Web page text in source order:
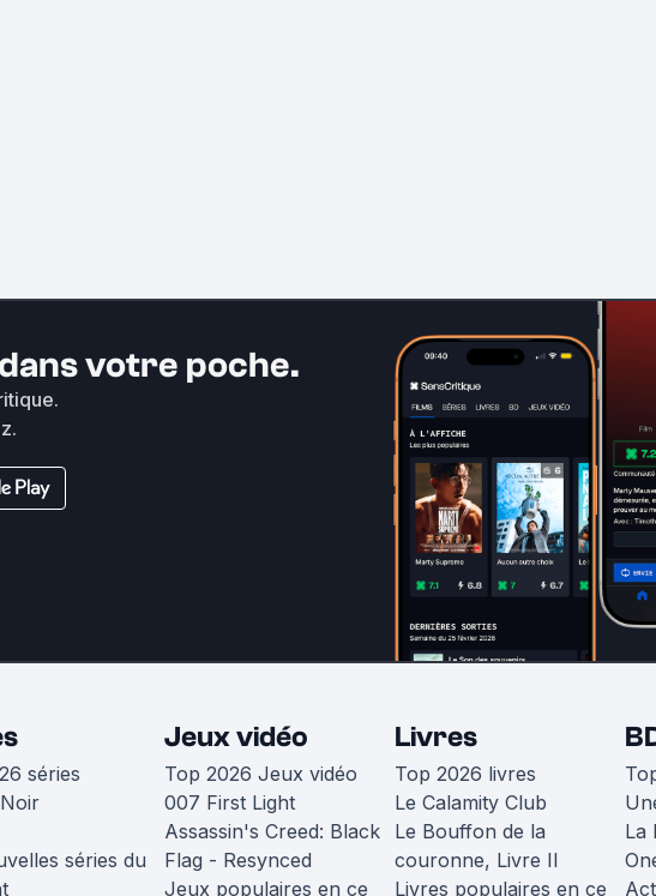
votre poche.
séries
séries du
Jeux vidéo
Top 2026 Jeux vidéo
007 First Light
Assassin's Creed: Black
Flag - Resynced
Jeux populaires en ce
Livres
Top 2026 livres
Le Calamity Club
Le Bouffon de la
couronne, Livre II
Livres populaires en ce
La